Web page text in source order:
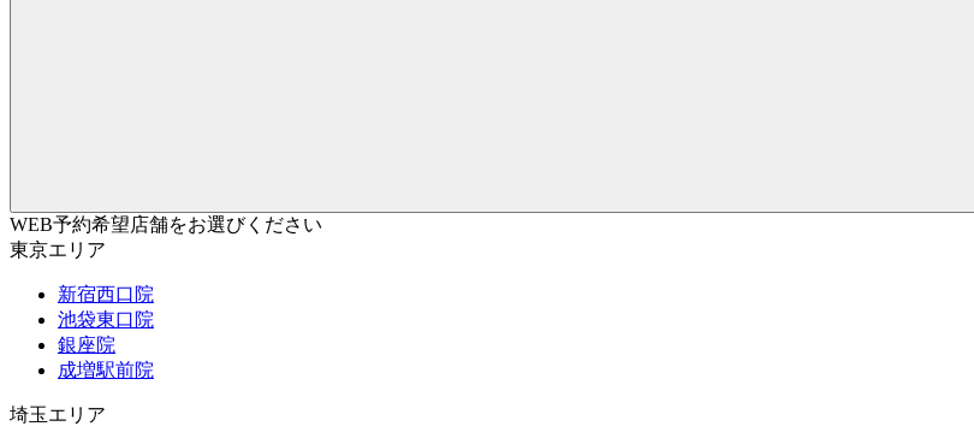
WEB予約希望店舗をお選びください
東京エリア
新宿西口院
池袋東口院
銀座院
成増駅前院
埼玉エリア